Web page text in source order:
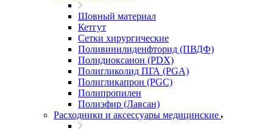
Шовный материал
Кетгут
Сетки хирургические
Поливинилиденфторид (ПВДФ)
Полидиоксанон (PDX)
Полигликолид ПГА (PGA)
Полигликапрон (PGC)
Полипропилен
Полиэфир (Лавсан)
Расходники и аксессуары медицинские